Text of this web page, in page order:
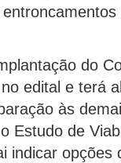
do
edital e terá
às
Estudo de
indicar